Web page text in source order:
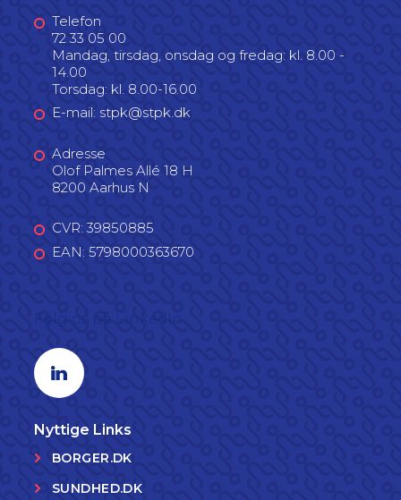
Telefon
72 33 05 00
Mandag, tirsdag, onsdag og fredag: kl. 8.00 -
14.00
Torsdag: kl. 8.00-16.00
E-mail: stpk@stpk.dk
Adresse
Olof Palmes Allé 18 H
8200 Aarhus N
CVR: 39850885
EAN: 5798000363670
Linkedin profil
Nyttige Links
BORGER.DK
SUNDHED.DK